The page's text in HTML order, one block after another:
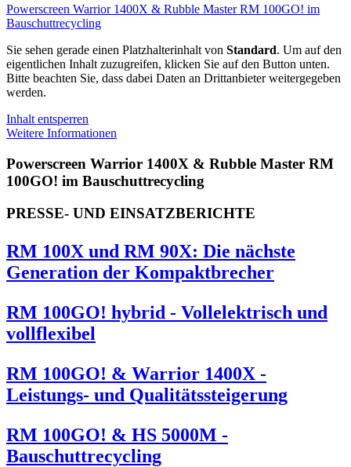
Powerscreen Warrior 1400X & Rubble Master RM 100GO! im
Bauschuttrecycling
Sie sehen gerade einen Platzhalterinhalt von Standard. Um auf den
eigentlichen Inhalt zuzugreifen, klicken Sie auf den Button unten.
Bitte beachten Sie, dass dabei Daten an Drittanbieter weitergegeben
werden.
Inhalt entsperren
Weitere Informationen
Powerscreen Warrior 1400X & Rubble Master RM
100GO! im Bauschuttrecycling
PRESSE- UND EINSATZBERICHTE
RM 100X und RM 90X: Die nächste
Generation der Kompaktbrecher
RM 100GO! hybrid - Vollelektrisch und
vollflexibel
RM 100GO! & Warrior 1400X -
Leistungs- und Qualitätssteigerung
RM 100GO! & HS 5000M -
Bauschuttrecycling